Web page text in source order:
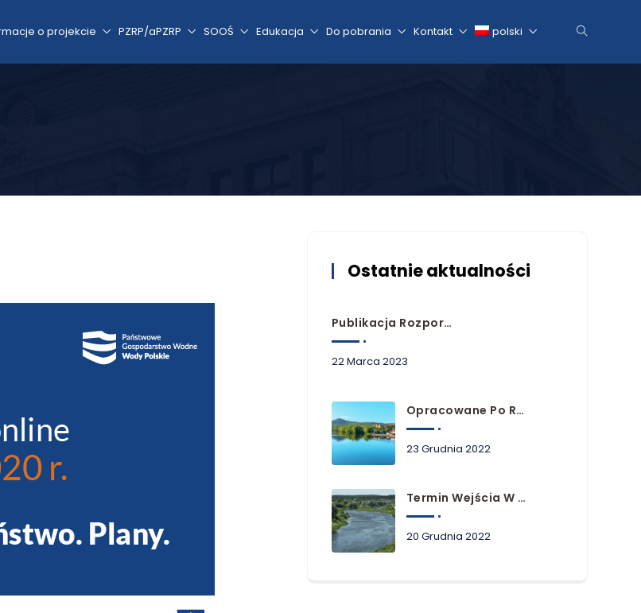
o projekcie PZRP/aPZRP SOOŚ Edukacja Do pobrania Kontakt polski
Ostatnie aktualności
Publikacja Rozporządzeń Przyjmujących Plany Zarządzania Ryzykiem Powodziowym
22 Marca 2023
Opracowane Po Raz Pierwszy Plany Zarządzania Ryzykiem Powodziowym Dla Obszarów Dorzeczy Niemna, Dunaju I Łaby
23 Grudnia 2022
Termin Wejścia W Życie Planów Zarządzania Ryzykiem Powodziowym
20 Grudnia 2022